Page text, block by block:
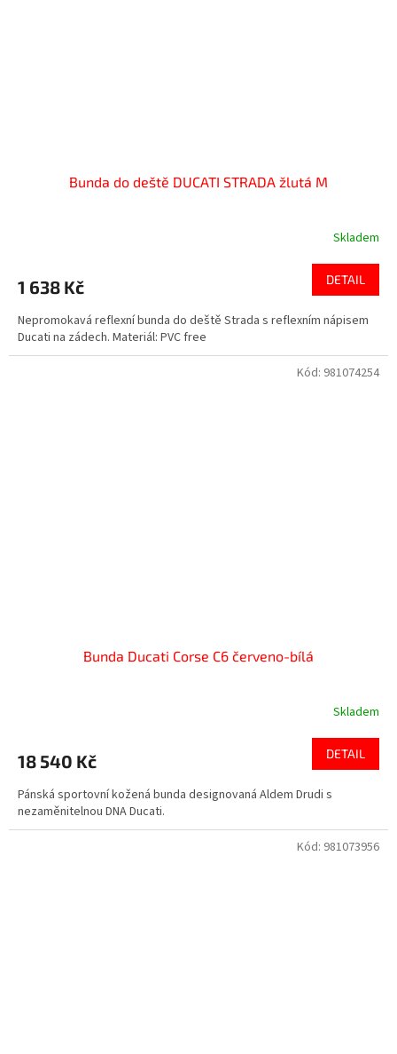
Bunda do deště DUCATI STRADA žlutá M
Skladem
1 638 Kč DETAIL
Nepromokavá reflexní bunda do deště Strada s reflexním nápisem
Ducati na zádech. Materiál: PVC free
Bunda Ducati Corse C6 červeno-bílá
Skladem
18 540 Kč DETAIL
Pánská sportovní kožená bunda designovaná Aldem Drudi s
nezaměnitelnou DNA Ducati.
Kód: 981074254
Kód: 981073956